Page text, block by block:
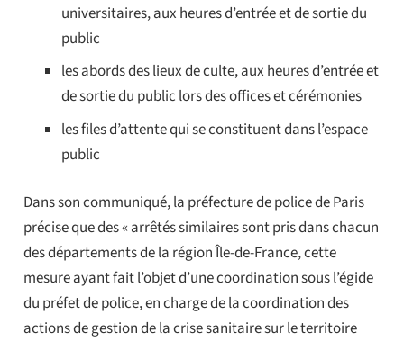
universitaires, aux heures d’entrée et de sortie du
public
les abords des lieux de culte, aux heures d’entrée et
de sortie du public lors des offices et cérémonies
les files d’attente qui se constituent dans l’espace
public
Dans son communiqué, la préfecture de police de Paris
précise que des « arrêtés similaires sont pris dans chacun
des départements de la région Île-de-France, cette
mesure ayant fait l’objet d’une coordination sous l’égide
du préfet de police, en charge de la coordination des
actions de gestion de la crise sanitaire sur le territoire